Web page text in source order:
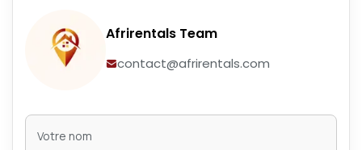
Afrirentals Team
contact@afrirentals.com